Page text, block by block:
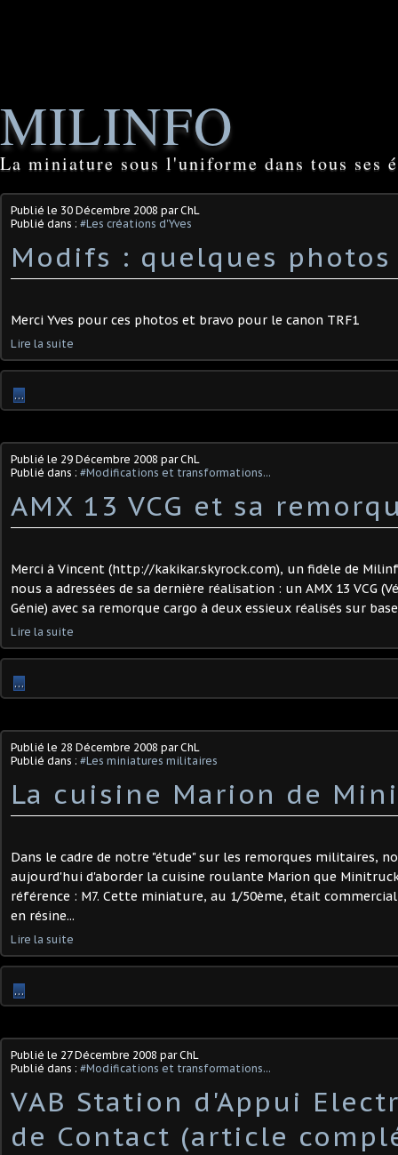
MILINFO
La miniature sous l'uniforme dans tous ses
Publié le 30 Décembre 2008 par ChL
Publié dans : #Les créations d'Yves
Modifs : quelques photos
Merci Yves pour ces photos et bravo pour le canon TRF1
Lire la suite
…
Publié le 29 Décembre 2008 par ChL
Publié dans : #Modifications et transformations...
AMX 13 VCG et sa
Merci à Vincent (http://kakikar.skyrock.com), un fidèle de
nous a adressées de sa dernière réalisation : un AMX 13 VCG
Génie) avec sa remorque cargo à deux essieux réalisés sur
Lire la suite
…
Publié le 28 Décembre 2008 par ChL
Publié dans : #Les miniatures militaires
La cuisine Marion de
Dans le cadre de notre "étude" sur les remorques militaires,
aujourd'hui d'aborder la cuisine roulante Marion que
référence : M7. Cette miniature, au 1/50ème, était
en résine...
Lire la suite
…
Publié le 27 Décembre 2008 par ChL
Publié dans : #Modifications et transformations...
VAB Station d'Appui
de Contact (article